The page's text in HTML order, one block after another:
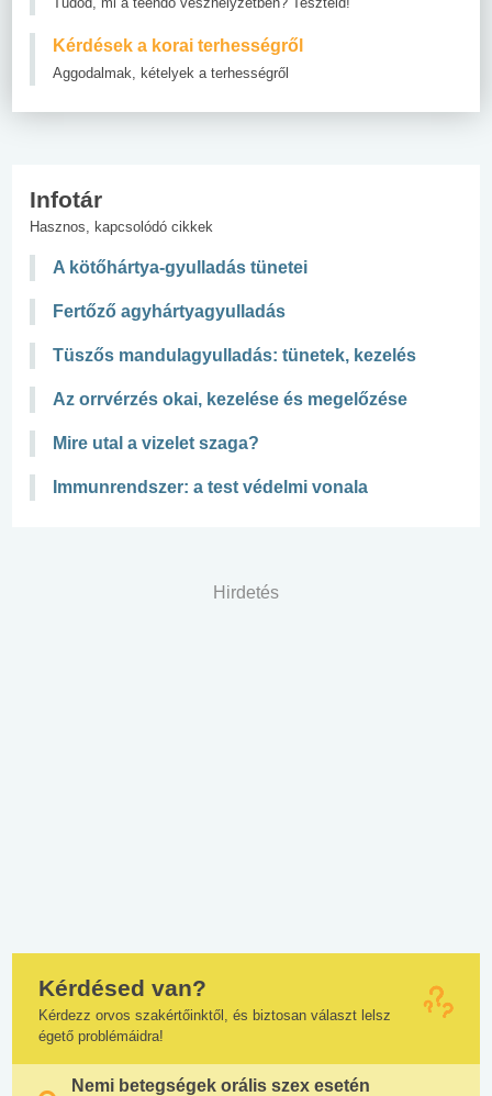
Kérdések a korai terhességről
Aggodalmak, kételyek a terhességről
Infotár
Hasznos, kapcsolódó cikkek
A kötőhártya-gyulladás tünetei
Fertőző agyhártyagyulladás
Tüszős mandulagyulladás: tünetek, kezelés
Az orrvérzés okai, kezelése és megelőzése
Mire utal a vizelet szaga?
Immunrendszer: a test védelmi vonala
Hirdetés
Kérdésed van?
Kérdezz orvos szakértőinktől, és biztosan választ lelsz
égető problémáidra!
Nemi betegségek orális szex esetén